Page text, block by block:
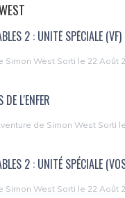
2 : UNITÉ SPÉCIALE (VF)
Simon West Sorti le 22 Août
DE L'ENFER
de Simon West Sorti
2 : UNITÉ SPÉCIALE
Simon West Sorti le 22 Août